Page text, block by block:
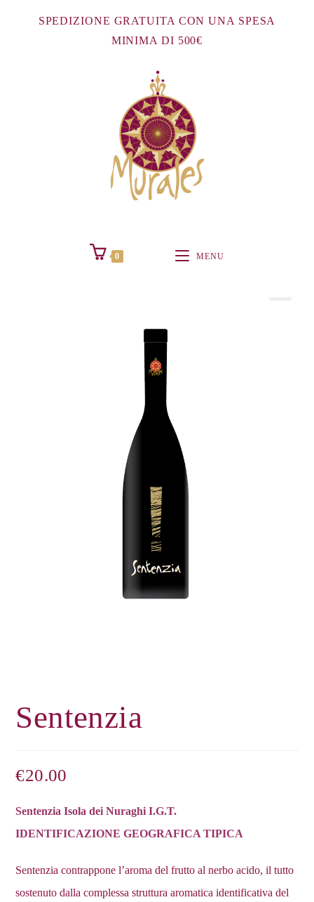
SPEDIZIONE GRATUITA CON UNA SPESA
MINIMA DI 500€
0 MENU
Prodotto precedente
Sentenzia
€20.00
Sentenzia Isola dei Nuraghi I.G.T.
IDENTIFICAZIONE GEOGRAFICA TIPICA
Sentenzia contrappone l’aroma del frutto al nerbo acido, il tutto
sostenuto dalla complessa struttura aromatica identificativa del